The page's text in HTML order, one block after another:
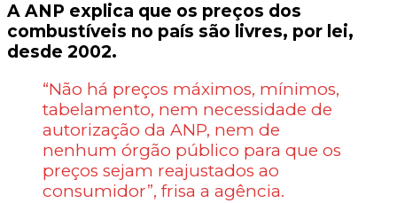
A ANP explica que os preços dos
combustíveis no país são livres, por lei,
desde 2002.
“Não há preços máximos, mínimos,
tabelamento, nem necessidade de
autorização da ANP, nem de
nenhum órgão público para que os
preços sejam reajustados ao
consumidor”, frisa a agência.